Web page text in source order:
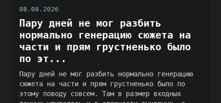
08.08.2026
Пару дней не мог разбить
нормально генерацию сюжета на
части и прям грустненько было
по эт...
Пару дней не мог разбить нормально генерацию
сюжета на части и прям грустненько было по
этому поводу совсем. Там в размер входных